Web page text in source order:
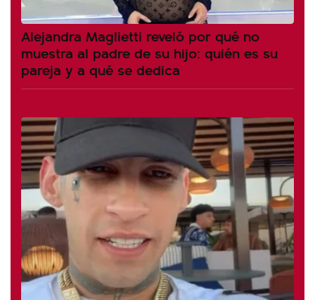
Alejandra Maglietti reveló por qué no
muestra al padre de su hijo: quién es su
pareja y a qué se dedica